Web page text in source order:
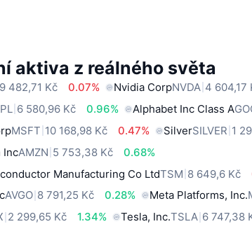
aktiva z reálného světa
482,71 Kč 0.07% Nvidia CorpNVDA 4 604,17
6 580,96 Kč 0.96% Alphabet Inc Class A
MSFT 10 168,98 Kč 0.47% SilverSILVER 1
IncAMZN 5 753,38 Kč
0.68%
Manufacturing Co LtdTSM 8 649,6 Kč
AVGO 8 791,25 Kč 0.28% Meta Platforms, Inc.
2 299,65 Kč 1.34% Tesla, Inc.TSLA 6 747,38